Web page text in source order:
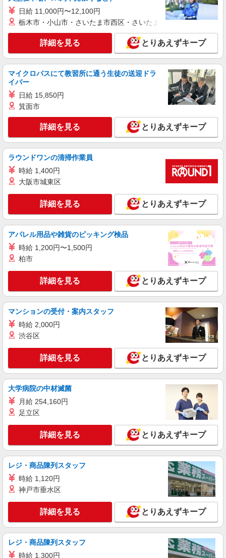
業務委託
SOMPOヘルスサポート株式会社 全支援対応コース
特定保健指導（保健師・管理栄養士）
報酬：完全出来高制 報酬額（消費税抜き）：
・事業所一括面談(対面) 1日：10,000円〜14,716
円 ・個別訪問(対面) 1件：4,286円〜5,239円 ・
遠隔面談 1件：1500〜1691円 ・電話支援 1
件：1,000円〜1,429円 ・メール支援 1件：500円
※上記金額に消費税を加えた金額をお支払いいた
します ※交通費・電話代は弊社負担。その他、支
【活動エリア】埼玉県蓮田市及びその周辺
詳細を見る
業務委託
SOMPOヘルスサポート株式会社 全支援対応コース
保健師・管理栄養士 特定保健指導
報酬：出来高制 報酬額（消費税抜き）： ・事
業所一括面談(対面) 1日：10,000円〜14,716円 ・
個別訪問(対面) 1件：4,286円〜5,239円 ・遠隔面
談 1件：1,500〜1,691円 ・電話支援 1件：
1,000円〜1,429円 ・ICTメール支援 1件：500円
※上記金額に消費税を加えた金額をお支払いいた
します ※交通費・電話代は弊社負担。その他、支
援内容により細則あり。
【活動エリア】埼玉県蓮田市及びその周辺
キープ 詳細を見る
日給 11,000円〜12,100円
栃木市・小山市・さいたま市西区・さいたま市岩槻区・久喜市・
詳細を見る とりあえずキープ
マイクロバスにて教習所に通う生徒の送迎ドラ
イバー
日給 15,850円
箕面市
詳細を見る とりあえずキープ
ラウンドワンの清掃作業員
時給 1,400円
大阪市城東区
詳細を見る とりあえずキープ
アパレル用品や雑貨のピッキング検品
時給 1,200円〜1,500円
柏市
詳細を見る とりあえずキープ
マンションの受付・案内スタッフ
時給 2,000円
渋谷区
詳細を見る とりあえずキープ
大学病院の中材滅菌
月給 254,160円
足立区
詳細を見る とりあえずキープ
レジ・商品陳列スタッフ
時給 1,120円
神戸市垂水区
詳細を見る とりあえずキープ
レジ・商品陳列スタッフ
時給 1,300円